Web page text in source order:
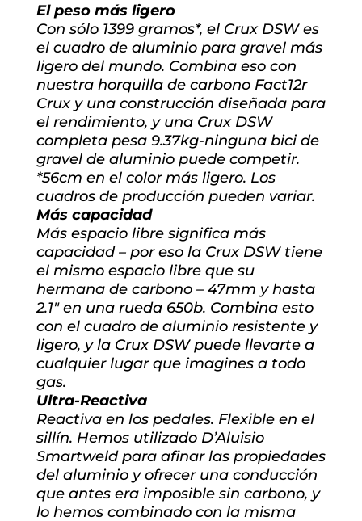
El peso más ligero
Con sólo 1399 gramos*, el Crux DSW es
el cuadro de aluminio para gravel más
ligero del mundo. Combina eso con
nuestra horquilla de carbono Fact12r
Crux y una construcción diseñada para
el rendimiento, y una Crux DSW
completa pesa 9.37kg-ninguna bici de
gravel de aluminio puede competir.
*56cm en el color más ligero. Los
cuadros de producción pueden variar.
Más capacidad
Más espacio libre significa más
capacidad – por eso la Crux DSW tiene
el mismo espacio libre que su
hermana de carbono – 47mm y hasta
2.1″ en una rueda 650b. Combina esto
con el cuadro de aluminio resistente y
ligero, y la Crux DSW puede llevarte a
cualquier lugar que imagines a todo
gas.
Ultra-Reactiva
Reactiva en los pedales. Flexible en el
sillín. Hemos utilizado D’Aluisio
Smartweld para afinar las propiedades
del aluminio y ofrecer una conducción
que antes era imposible sin carbono, y
lo hemos combinado con la misma